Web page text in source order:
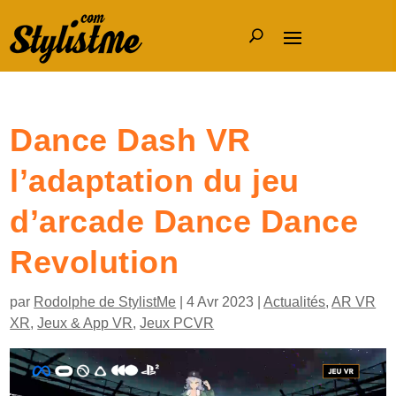
Dance Dash VR
l’adaptation du jeu
d’arcade Dance Dance
Revolution
par Rodolphe de StylistMe |4 Avr 2023 |Actualités,AR VR
XR,Jeux & App VR,Jeux PCVR